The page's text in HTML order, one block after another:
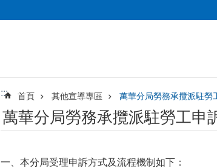
::: 首頁 其他宣導專區 萬華分局勞務承攬派駐勞
萬華分局勞務承攬派駐勞工申
一、本分局受理申訴方式及流程機制如下：